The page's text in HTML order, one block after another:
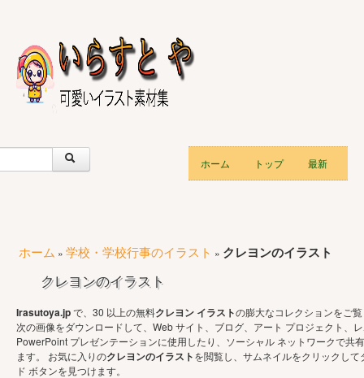
ホーム トップ 最新
ホーム » 学校・学校行事のイラスト » クレヨンのイラスト
クレヨンのイラスト
Irasutoya.jpで、30 以上の無料クレヨン イラストの膨大なコレクションをご
次の画像をダウンロードして、Web サイト、ブログ、アート プロジェクト、
PowerPoint プレゼンテーションに使用したり、ソーシャル ネットワークで共
ます。 お気に入りのクレヨンのイラストを閲覧し、サムネイルをクリックして
ド ボタンを見つけます。